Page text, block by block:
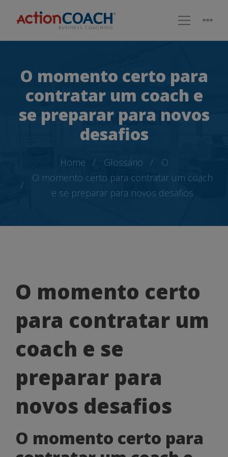
O momento certo para
contratar um coach e
se preparar para novos
desafios
Home Glossário
O
O momento certo para contratar um coach
e se preparar para novos desafios
O
momento
certo
para
contratar
um
coach
se
O momento certo
para contratar um
coach e se
preparar para
novos desafios
O momento certo para